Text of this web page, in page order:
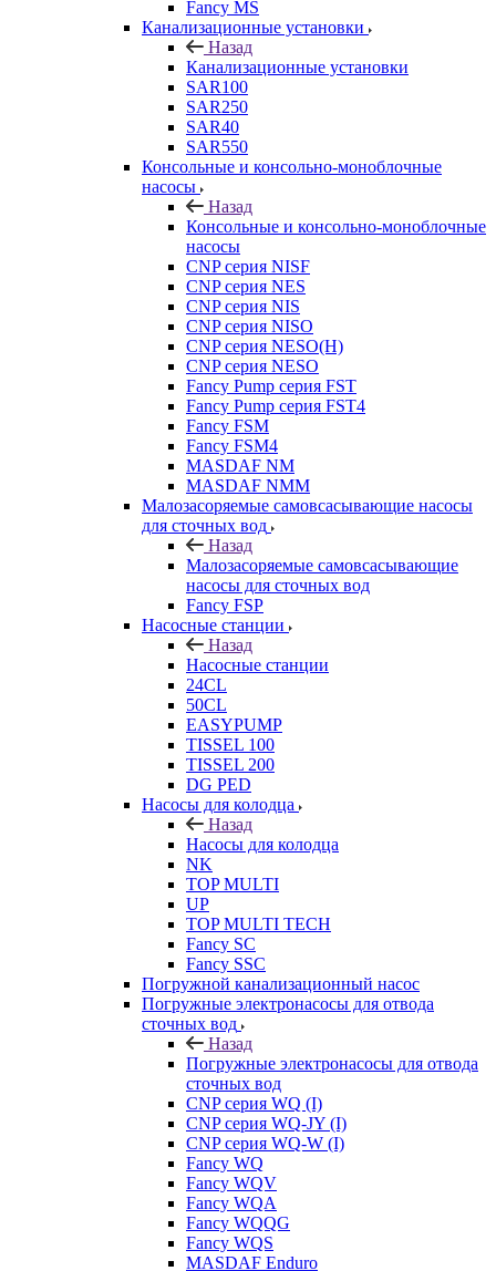
Fancy MS
Канализационные установки
Назад
Канализационные установки
SAR100
SAR250
SAR40
SAR550
Консольные и консольно-моноблочные
насосы
Назад
Консольные и консольно-моноблочные
насосы
CNP серия NISF
CNP серия NES
CNP серия NIS
CNP серия NISO
CNP серия NESO(H)
CNP серия NESO
Fancy Pump серия FST
Fancy Pump серия FST4
Fancy FSM
Fancy FSM4
MASDAF NM
MASDAF NMM
Малозасоряемые самовсасывающие насосы
для сточных вод
Назад
Малозасоряемые самовсасывающие
насосы для сточных вод
Fancy FSP
Насосные станции
Назад
Насосные станции
24CL
50CL
EASYPUMP
TISSEL 100
TISSEL 200
DG PED
Насосы для колодца
Назад
Насосы для колодца
NK
TOP MULTI
UP
TOP MULTI TECH
Fancy SC
Fancy SSC
Погружной канализационный насос
Погружные электронасосы для отвода
сточных вод
Назад
Погружные электронасосы для отвода
сточных вод
CNP серия WQ (I)
CNP серия WQ-JY (I)
CNP серия WQ-W (I)
Fancy WQ
Fancy WQV
Fancy WQA
Fancy WQQG
Fancy WQS
MASDAF Enduro